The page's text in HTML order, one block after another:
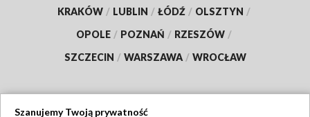
KRAKÓW / LUBLIN / ŁÓDŹ / OLSZTYN /
OPOLE / POZNAŃ / RZESZÓW /
SZCZECIN / WARSZAWA / WROCŁAW
Szanujemy Twoją prywatność